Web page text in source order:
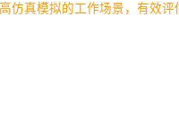
仿真模拟的工作场景，有效